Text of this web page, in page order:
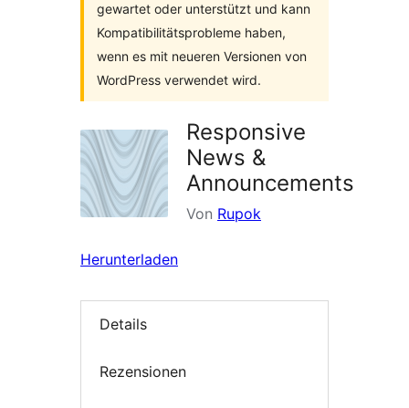
gewartet oder unterstützt und kann
Kompatibilitätsprobleme haben,
wenn es mit neueren Versionen von
WordPress verwendet wird.
Responsive
News &
Announcements
Von Rupok
Herunterladen
Details
Rezensionen